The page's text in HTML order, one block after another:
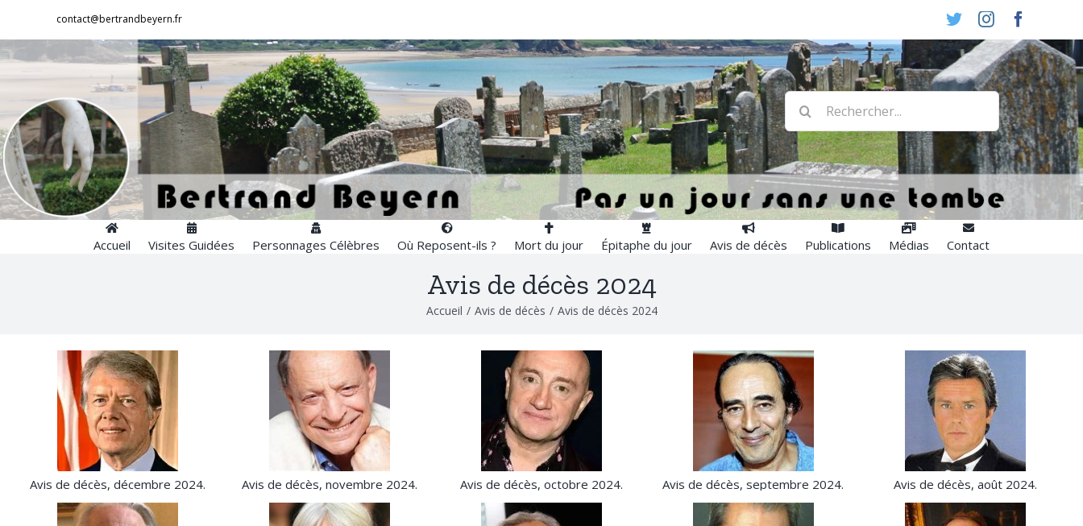
contenu
contact@bertrandbeyern.fr TwitterInstagram
Rechercher:
Accueil Visites Guidées Personnages Célèbres Où Reposent-ils ? Mort du jour Épitaphe du jour Avis de décès Publications Médias Contact
Avis de décès 2024
Accueil / Avis de décès / Avis de décès 2024
Avis de décès, décembre 2024. Avis de décès, novembre 2024. Avis de décès, octobre 2024. Avis de décès, septembre 2024. Avis de décès, août 2024.